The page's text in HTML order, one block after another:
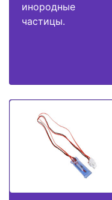
инородные
частицы.